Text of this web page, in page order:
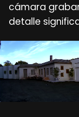
cámara
detalle